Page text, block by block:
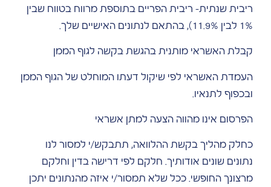
ריבית שנתית- ריבית הפריים בתוספת מרווח בטווח שבין
1% לבין 11.9%), בהתאם לנתונים האישיים שלך.
קבלת האשראי מותנית בהגשת בקשה לגוף הממן
העמדת האשראי לפי שיקול דעתו המוחלט של הגוף הממן
ובכפוף לתנאיו.
הפרסום אינו מהווה הצעה למתן אשראי
כחלק מהליך בקשת ההלוואה, תתבקש/י למסור לנו
נתונים שונים אודותיך. חלקם לפי דרישה בדין וחלקם
מרצונך החופשי. ככל שלא תמסור/י איזה מהנתונים יתכן